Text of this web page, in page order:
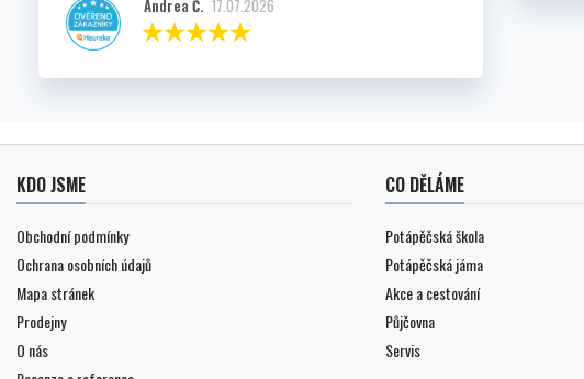
Andrea Č. 17.07.2026
KDO JSME
Obchodní podmínky
Ochrana osobních údajů
Mapa stránek
Prodejny
O nás
CO DĚLÁME
Potápěčská škola
Potápěčská jáma
Akce a cestování
Půjčovna
Servis